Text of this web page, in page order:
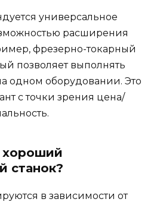
универсальное
расширения
фрезерно-токарный
позволяет выполнять
одном оборудовании. Это
с точки зрения цена/
хороший
станок?
в зависимости от